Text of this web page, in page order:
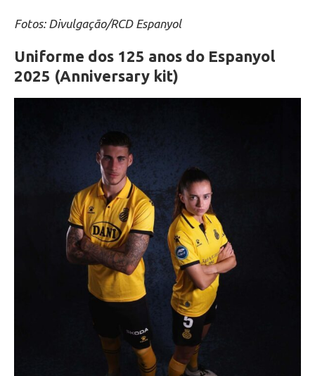
Fotos: Divulgação/RCD Espanyol
Uniforme dos 125 anos do Espanyol
2025 (Anniversary kit)